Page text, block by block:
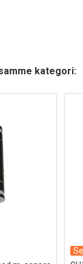
kategori: